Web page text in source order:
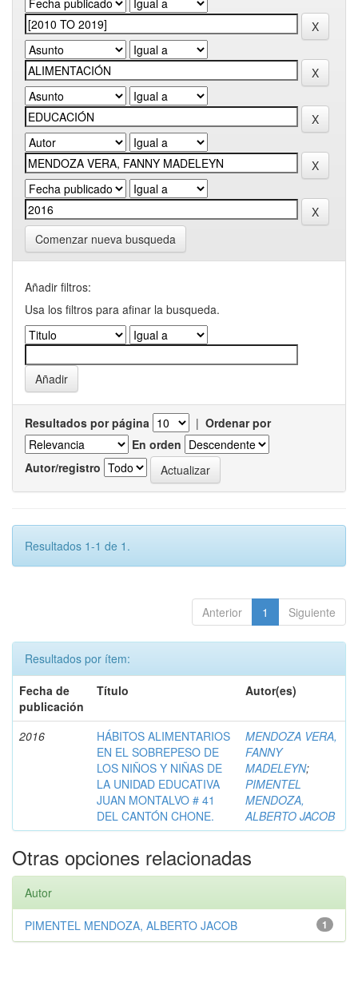
Comenzar nueva busqueda
Añadir filtros:
Usa los filtros para afinar la busqueda.
Resultados por página | Ordenar por
En orden
Autor/registro
Resultados 1-1 de 1.
Anterior 1 Siguiente
Resultados por ítem:
Fecha de
publicación
Título Autor(es)
2016
HÁBITOS ALIMENTARIOS
EN EL SOBREPESO DE
LOS NIÑOS Y NIÑAS DE
LA UNIDAD EDUCATIVA
JUAN MONTALVO # 41
DEL CANTÓN CHONE.
MENDOZA VERA,
FANNY
MADELEYN;
PIMENTEL
MENDOZA,
ALBERTO JACOB
Otras opciones relacionadas
Autor
1
PIMENTEL MENDOZA, ALBERTO JACOB